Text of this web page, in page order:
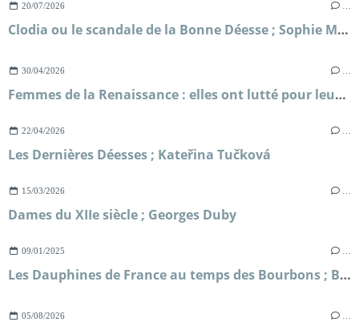
20/07/2026
Clodia ou le scandale de la Bonne Déesse ; Sophie Malick-Prunier
30/04/2026
Femmes de la Renaissance : elles ont lutté pour leur liberté ; Sylvie Le Clech
22/04/2026
Les Dernières Déesses ; Kateřina Tučková
15/03/2026
Dames du XIIe siècle ; Georges Duby
09/01/2025
Les Dauphines de France au temps des Bourbons ; Bruno Cortequisse
05/08/2026